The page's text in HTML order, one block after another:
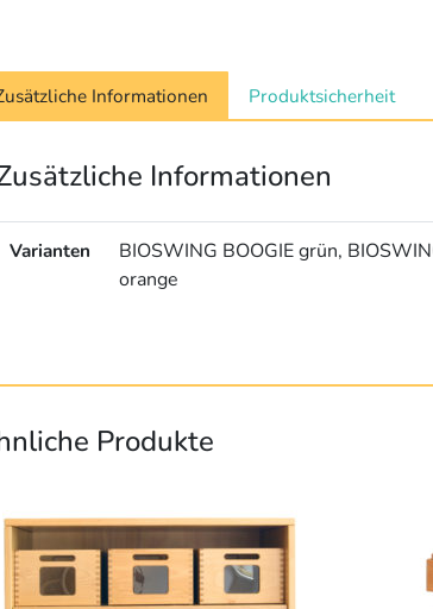
Informationen Produktsicherheit
Informationen
Varianten
BIOSWING BOOGIE grün,
orange
Produkte